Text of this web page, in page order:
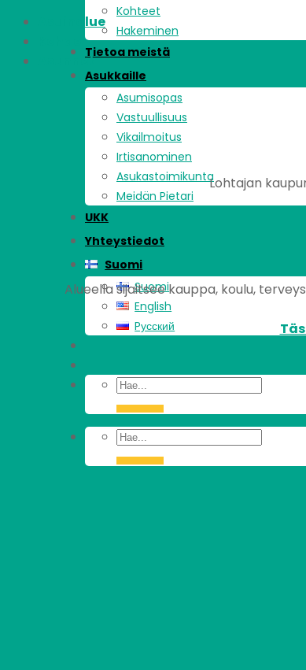
Kohteet
Hakeminen
Tietoa meistä
Asukkaille
Asumisopas
Vastuullisuus
Vikailmoitus
Irtisanominen
Asukastoimikunta
Meidän Pietari
UKK
Yhteystiedot
Suomi
Suomi
English
Pусский
Asuinalue
Asunnot
Lohtajan
Alueella sijaitsee kauppa, koulu,